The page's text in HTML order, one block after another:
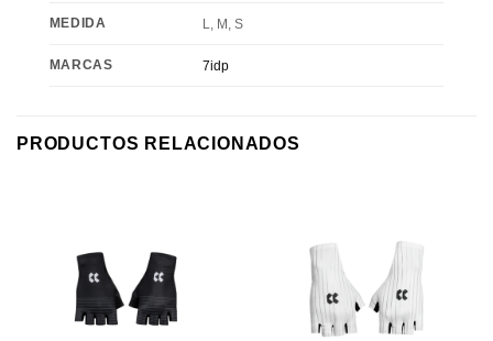
MEDIDA L, M, S
MARCAS 7idp
PRODUCTOS RELACIONADOS